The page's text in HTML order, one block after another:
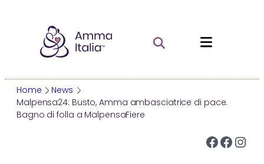
contenuto
Home
News
Malpensa24: Busto, Amma ambasciatrice di pace.
Bagno di folla a MalpensaFiere
Facebook Facebook Instagram